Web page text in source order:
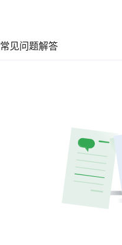
常见问题解答